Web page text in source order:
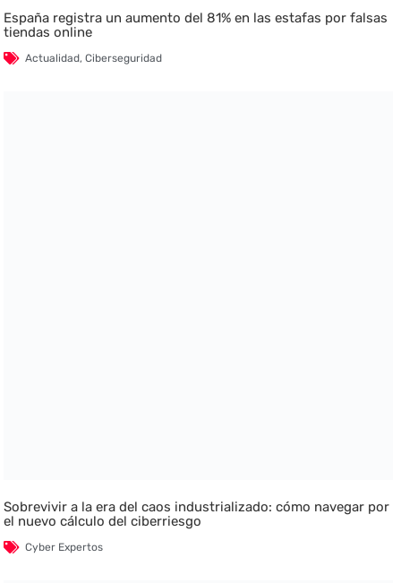
España registra un aumento del 81% en las estafas por falsas
tiendas online
Actualidad,Ciberseguridad
Sobrevivir a la era del caos industrializado: cómo navegar por
el nuevo cálculo del ciberriesgo
Cyber Expertos